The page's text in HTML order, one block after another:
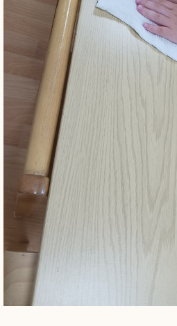
会社概要
投資家情報
English